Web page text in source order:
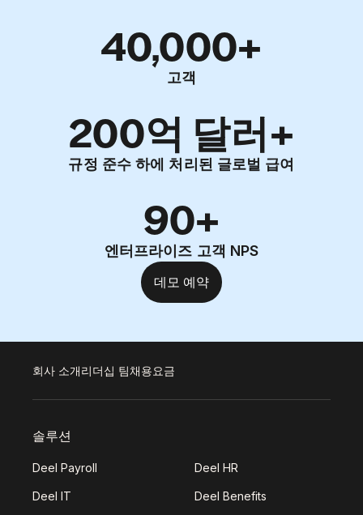
40,000+
고객
200억 달러+
규정 준수 하에 처리된 글로벌 급여
90+
엔터프라이즈 고객 NPS
데모 예약
회사 소개리더십 팀채용요금
솔루션
Deel Payroll Deel HR
Deel IT Deel Benefits